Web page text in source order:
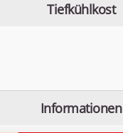
Tiefkühlkost
Informationen